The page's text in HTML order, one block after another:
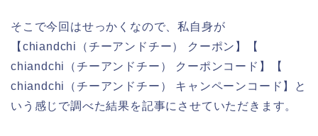
そこで今回はせっかくなので、私自身が
【chiandchi（チーアンドチー） クーポン】【
chiandchi（チーアンドチー） クーポンコード】【
chiandchi（チーアンドチー） キャンペーンコード】と
いう感じで調べた結果を記事にさせていただきます。